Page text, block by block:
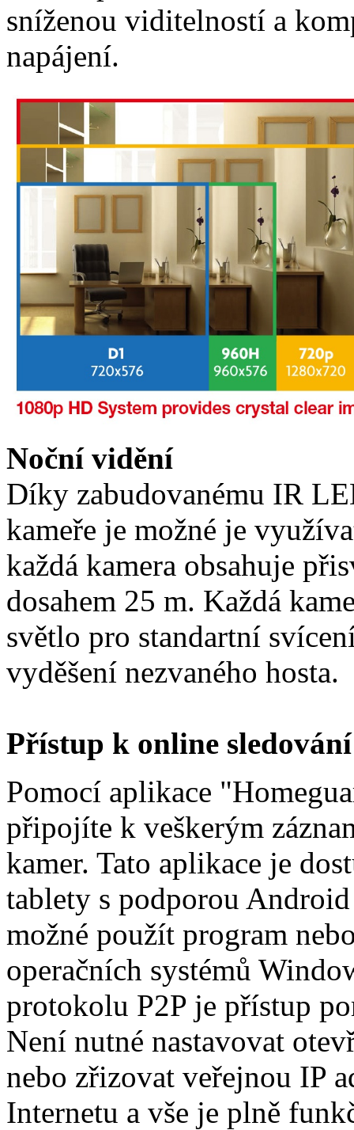
sníženou viditelností a
napájení.
Noční vidění
Díky zabudovanému IR
kameře je možné je
každá kamera obsahuje
dosahem 25 m. Každá
světlo pro standartní
vyděšení nezvaného hosta.
Přístup k online
Pomocí aplikace
připojíte k veškerým
kamer. Tato aplikace je
tablety s podporou
možné použít program
operačních systémů
protokolu P2P je přístup
Není nutné nastavovat
nebo zřizovat veřejnou IP
Internetu a vše je plně